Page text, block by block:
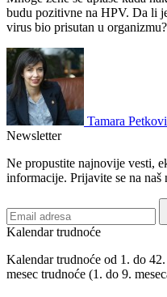
budu pozitivne na HPV. Da li
virus bio prisutan u organizmu?
Tamara
Newsletter
Ne propustite najnovije vesti,
informacije. Prijavite se na naš
Kalendar trudnoće
Kalendar trudnoće od 1. do
mesec trudnoće (1. do 9.